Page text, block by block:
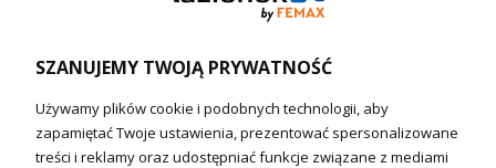
Technika solarna
Fotowoltanika
SZANUJEMY TWOJĄ PRYWATNOŚĆ
Używamy plików cookie i podobnych technologii, aby
zapamiętać Twoje ustawienia, prezentować spersonalizowane
treści i reklamy oraz udostępniać funkcje związane z mediami